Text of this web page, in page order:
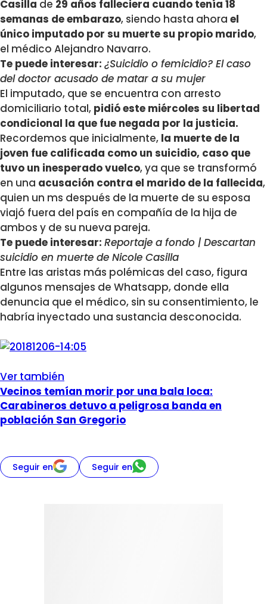
Casilla de 29 años falleciera cuando tenía 18
semanas de embarazo, siendo hasta ahora el
único imputado por su muerte su propio marido,
el médico Alejandro Navarro.
Te puede interesar: ¿Suicidio o femicidio? El caso
del doctor acusado de matar a su mujer
El imputado, que se encuentra con arresto
domiciliario total, pidió este miércoles su libertad
condicional la que fue negada por la justicia.
Recordemos que inicialmente, la muerte de la
joven fue calificada como un suicidio, caso que
tuvo un inesperado vuelco, ya que se transformó
en una acusación contra el marido de la fallecida,
quien un ms después de la muerte de su esposa
viajó fuera del país en compañía de la hija de
ambos y de su nueva pareja.
Te puede interesar: Reportaje a fondo | Descartan
suicidio en muerte de Nicole Casilla
Entre las aristas más polémicas del caso, figura
algunos mensajes de Whatsapp, donde ella
denuncia que el médico, sin su consentimiento, le
habría inyectado una sustancia desconocida.
Ver también
Vecinos temían morir por una bala loca:
Carabineros detuvo a peligrosa banda en
población San Gregorio
Seguir en Seguir en